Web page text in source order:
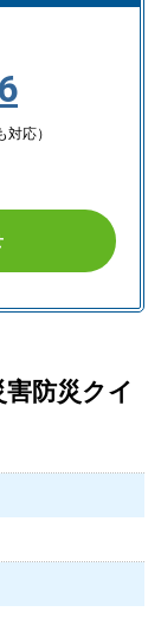
応）
防災クイ